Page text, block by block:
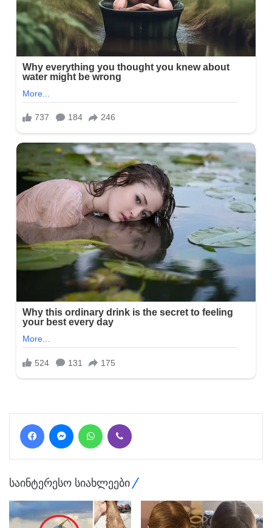
FacebookMessengerWhatsApp
საინტერესო სიახლეები